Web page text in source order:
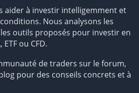
aider à investir intelligemment et
Nous analysons les
outils proposés pour investir en
ou CFD.
de traders sur le forum,
pour des conseils concrets et à